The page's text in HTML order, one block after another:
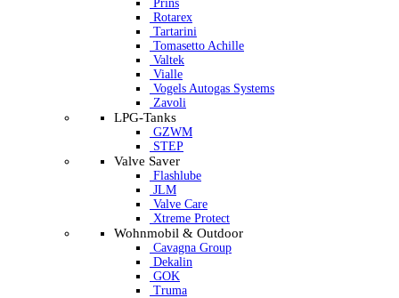
Prins
Rotarex
Tartarini
Tomasetto Achille
Valtek
Vialle
Vogels Autogas Systems
Zavoli
LPG-Tanks
GZWM
STEP
Valve Saver
Flashlube
JLM
Valve Care
Xtreme Protect
Wohnmobil & Outdoor
Cavagna Group
Dekalin
GOK
Truma